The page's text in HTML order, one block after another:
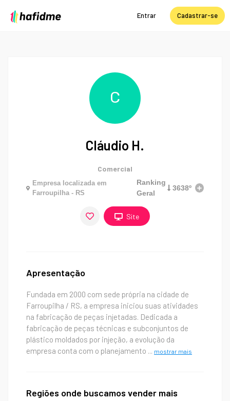
Entrar Cadastrar-se
C
Cláudio H.
Comercial
Empresa localizada em
Farroupilha - RS
Ranking
Geral
3638º
Site
Apresentação
Fundada em 2000 com sede própria na cidade de
Farroupilha / RS, a empresa iniciou suas atividades
na fabricação de peças injetadas. Dedicada a
fabricação de peças técnicas e subconjuntos de
plástico moldados por injeção, a evolução da
empresa conta com o planejamento ... mostrar mais
Regiões onde buscamos vender mais